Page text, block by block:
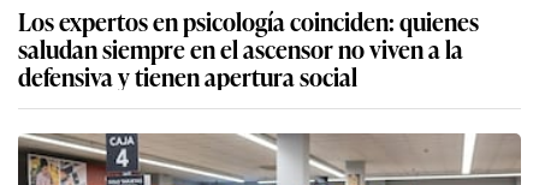
Los expertos en psicología coinciden: quienes
saludan siempre en el ascensor no viven a la
defensiva y tienen apertura social